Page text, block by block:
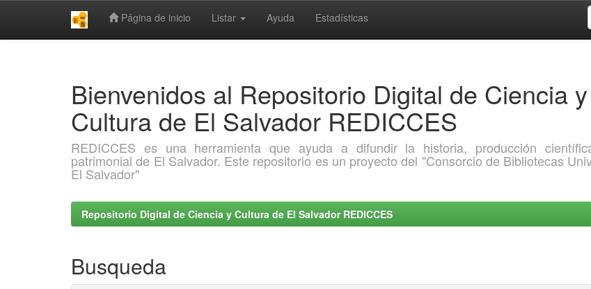
Página de inicio Listar Ayuda Estadísticas
Bienvenidos al Repositorio Digital de Ciencia y
Cultura de El Salvador REDICCES
REDICCES es una herramienta que ayuda a difundir la historia, producción
patrimonial de El Salvador. Este repositorio es un proyecto del "Consorcio de Bibliotecas
El Salvador"
Repositorio Digital de Ciencia y Cultura de El Salvador REDICCES
Busqueda